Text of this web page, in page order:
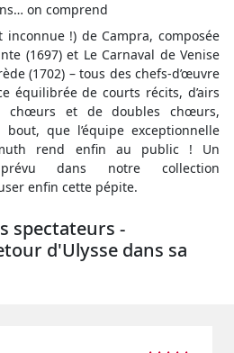
on comprend
!) de Campra, composée
(1697) et Le Carnaval de Venise
(1702) – tous des chefs-d’œuvre
équilibrée de courts récits, d’airs
chœurs et de doubles chœurs,
que l’équipe exceptionnelle
rend enfin au public ! Un
dans notre collection
enfin cette pépite.
spectateurs -
d'Ulysse dans sa